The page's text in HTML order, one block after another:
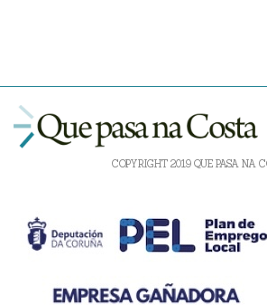
COPYRIGHT 2019 QUE PASA NA